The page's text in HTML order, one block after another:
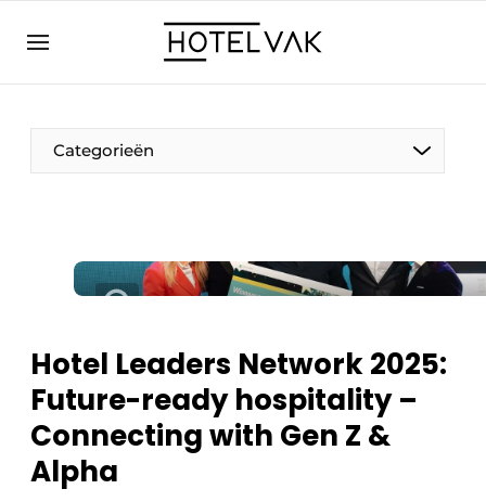
EN
BE
EN
FR
Categorieën
Hoteltech
Personeel & Opleiding
Wellness & Comfort
Hotel Leaders Network 2025:
Future-ready hospitality –
Connecting with Gen Z &
Alpha